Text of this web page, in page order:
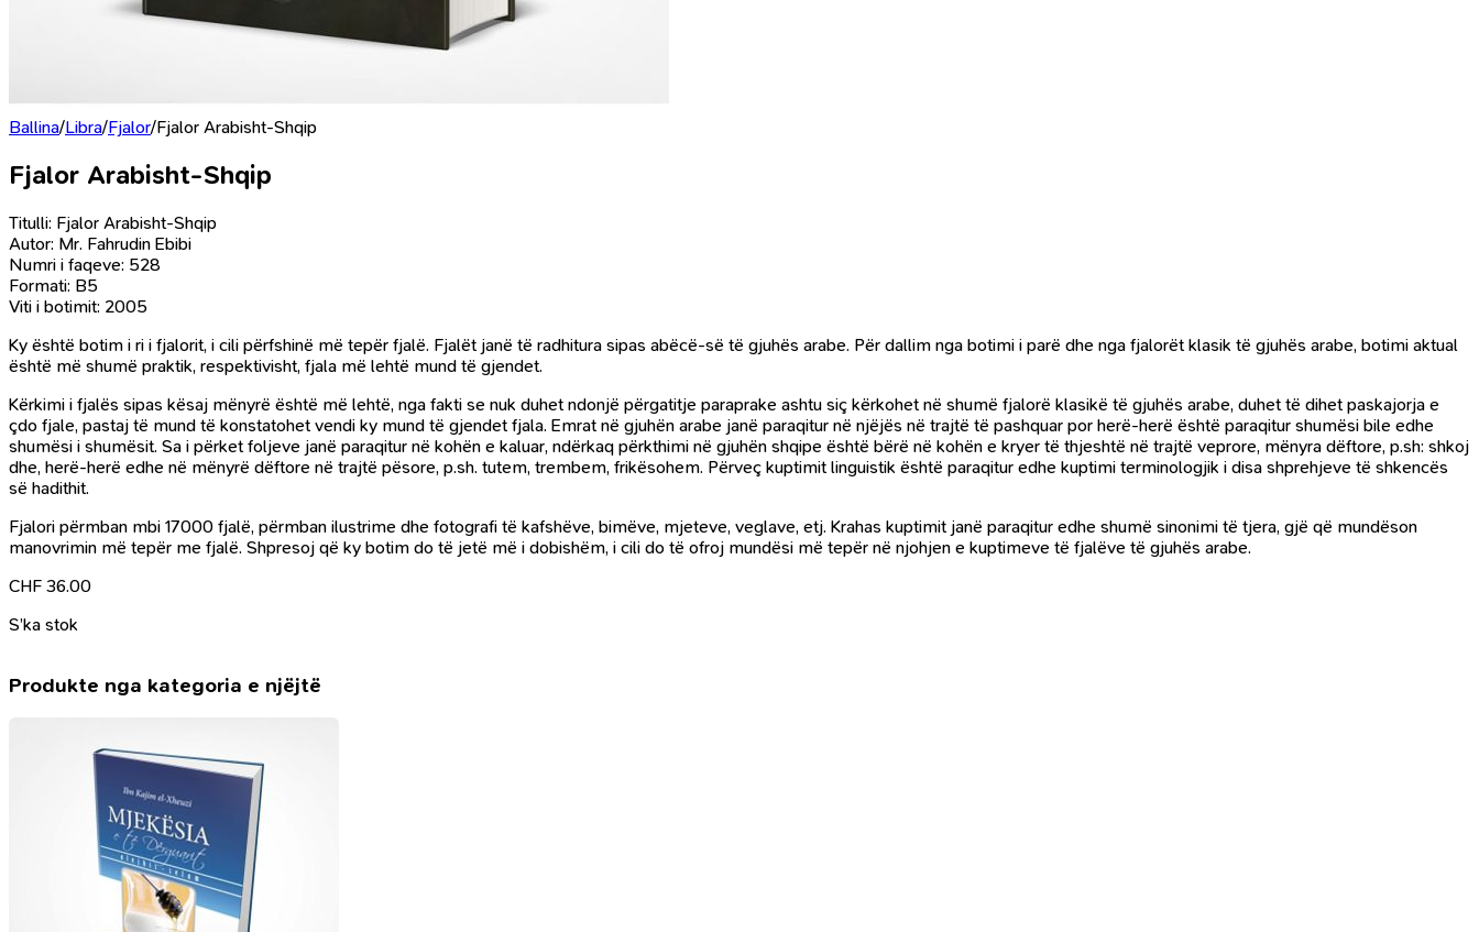
Ballina/Libra/Fjalor/Fjalor Arabisht-Shqip
Fjalor Arabisht-Shqip
Titulli: Fjalor Arabisht-Shqip
Autor: Mr. Fahrudin Ebibi
Numri i faqeve: 528
Formati: B5
Viti i botimit: 2005
Ky është botim i ri i fjalorit, i cili përfshinë më tepër fjalë. Fjalët janë të radhitura sipas abëcë-së të gjuhës arabe. Për dallim nga botimi i parë dhe nga fjalorët klasik të gjuhës arabe, botimi aktual
është më shumë praktik, respektivisht, fjala më lehtë mund të gjendet.
Kërkimi i fjalës sipas kësaj mënyrë është më lehtë, nga fakti se nuk duhet ndonjë përgatitje paraprake ashtu siç kërkohet në shumë fjalorë klasikë të gjuhës arabe, duhet të dihet paskajorja e
çdo fjale, pastaj të mund të konstatohet vendi ky mund të gjendet fjala. Emrat në gjuhën arabe janë paraqitur në njëjës në trajtë të pashquar por herë-herë është paraqitur shumësi bile edhe
shumësi i shumësit. Sa i përket foljeve janë paraqitur në kohën e kaluar, ndërkaq përkthimi në gjuhën shqipe është bërë në kohën e kryer të thjeshtë në trajtë veprore, mënyra dëftore, p.sh: shkoj
dhe, herë-herë edhe në mënyrë dëftore në trajtë pësore, p.sh. tutem, trembem, frikësohem. Përveç kuptimit linguistik është paraqitur edhe kuptimi terminologjik i disa shprehjeve të shkencës
së hadithit.
Fjalori përmban mbi 17000 fjalë, përmban ilustrime dhe fotografi të kafshëve, bimëve, mjeteve, veglave, etj. Krahas kuptimit janë paraqitur edhe shumë sinonimi të tjera, gjë që mundëson
manovrimin më tepër me fjalë. Shpresoj që ky botim do të jetë më i dobishëm, i cili do të ofroj mundësi më tepër në njohjen e kuptimeve të fjalëve të gjuhës arabe.
CHF 36.00
S’ka stok
Produkte nga kategoria e njëjtë